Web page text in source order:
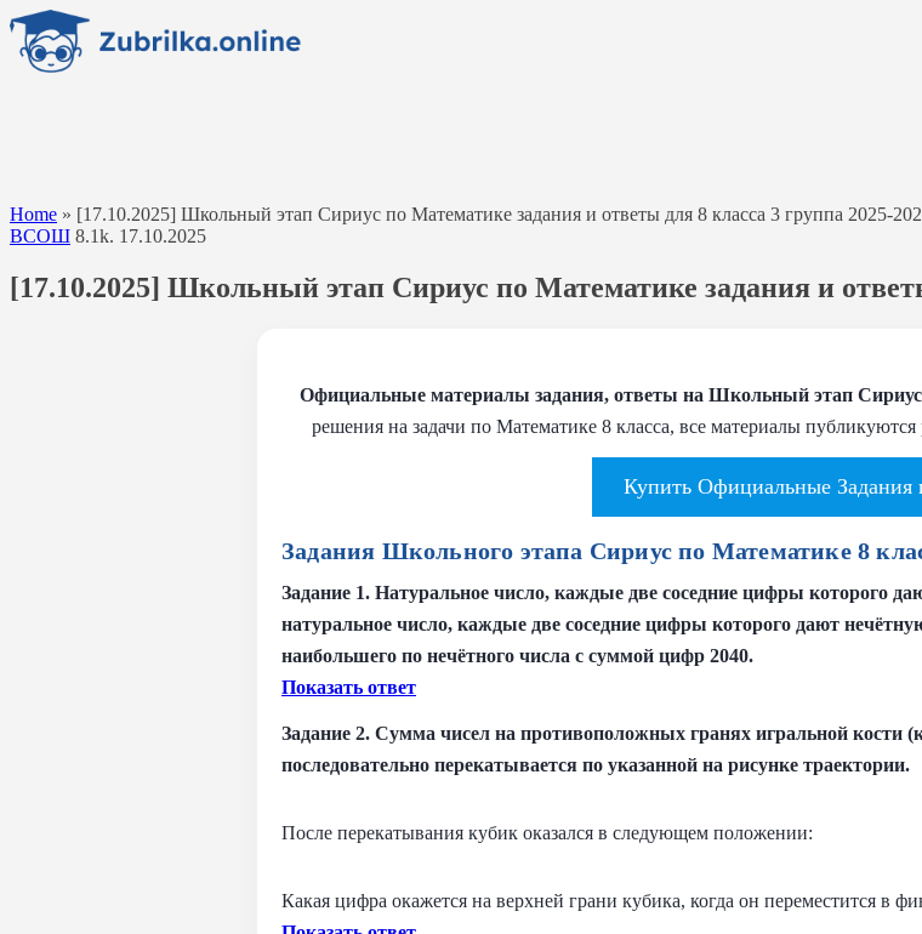
Перейти
содержанию
Home » [17.10.2025] Школьный этап Сириус по Математике задания и ответы для 8 класса 3 группа 2025-
ВСОШ 8.1k. 17.10.2025
[17.10.2025] Школьный этап Сириус по Математике задания и
Официальные материалы задания, ответы на Школьный этап Сириус
решения на задачи по Математике 8 класса, все материалы
Купить Официальные Задания
Задания Школьного этапа Сириус по Математике 8
Задание 1. Натуральное число, каждые две соседние цифры которого
натуральное число, каждые две соседние цифры которого дают
наибольшего по нечётного числа с суммой цифр 2040.
Показать ответ
Задание 2. Сумма чисел на противоположных гранях игральной кости
последовательно перекатывается по указанной на рисунке траектории.
После перекатывания кубик оказался в следующем положении:
Какая цифра окажется на верхней грани кубика, когда он переместится в